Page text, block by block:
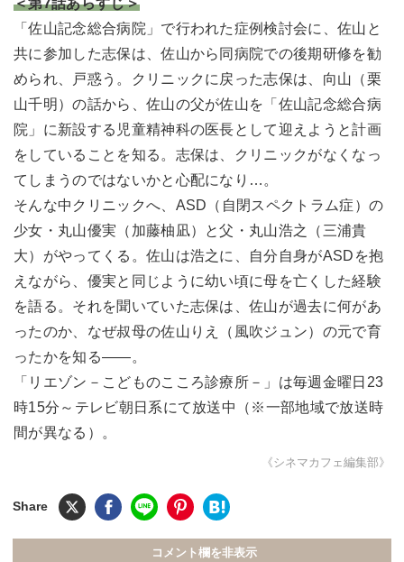
「佐山記念総合病院」で行われた症例検討会に、佐山と
共に参加した志保は、佐山から同病院での後期研修を勧
められ、戸惑う。クリニックに戻った志保は、向山（栗
山千明）の話から、佐山の父が佐山を「佐山記念総合病
院」に新設する児童精神科の医長として迎えようと計画
をしていることを知る。志保は、クリニックがなくなっ
てしまうのではないかと心配になり…。
そんな中クリニックへ、ASD（自閉スペクトラム症）の
少女・丸山優実（加藤柚凪）と父・丸山浩之（三浦貴
大）がやってくる。佐山は浩之に、自分自身がASDを抱
えながら、優実と同じように幼い頃に母を亡くした経験
を語る。それを聞いていた志保は、佐山が過去に何があ
ったのか、なぜ叔母の佐山りえ（風吹ジュン）の元で育
ったかを知る――。
「リエゾン－こどものこころ診療所－」は毎週金曜日23
時15分～テレビ朝日系にて放送中（※一部地域で放送時
間が異なる）。
《シネマカフェ編集部》
コメント欄を非表示